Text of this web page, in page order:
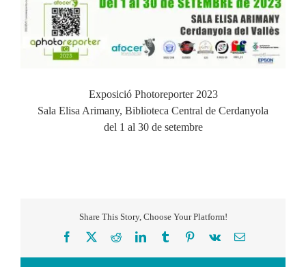
Exposició Photoreporter 2023
Sala Elisa Arimany, Biblioteca Central de Cerdanyola
del 1 al 30 de setembre
Share This Story, Choose Your Platform!
Facebook
X RedditLinkedInTumblrPinterest
Vk
Correo